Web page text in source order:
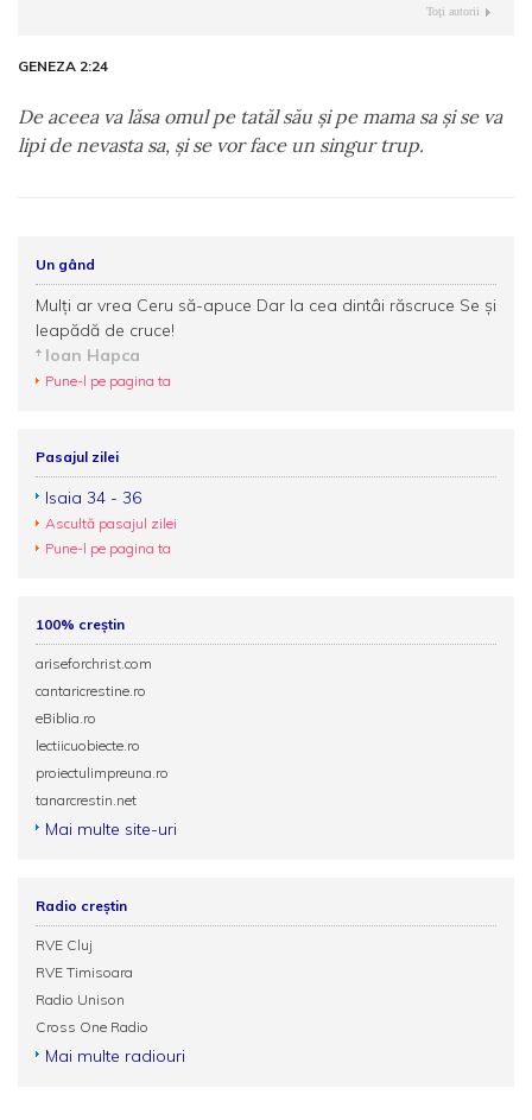
Toţi autorii
GENEZA 2:24
De aceea va lăsa omul pe tatăl său şi pe mama sa şi se va
lipi de nevasta sa, şi se vor face un singur trup.
Un gând
Mulți ar vrea Ceru să-apuce Dar la cea dintâi răscruce Se și
leapădă de cruce!
Ioan Hapca
Pune-l pe pagina ta
Pasajul zilei
Isaia 34 - 36
Ascultă pasajul zilei
Pune-l pe pagina ta
100% creștin
ariseforchrist.com
cantaricrestine.ro
eBiblia.ro
lectiicuobiecte.ro
proiectulimpreuna.ro
tanarcrestin.net
Mai multe site-uri
Radio creștin
RVE Cluj
RVE Timisoara
Radio Unison
Cross One Radio
Mai multe radiouri